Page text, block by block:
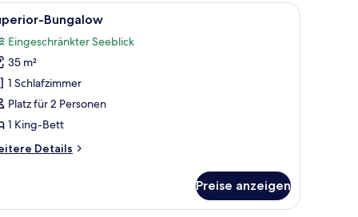
Holzbanken und einem weißen Gebäude mit Schornstein.
Ein gemütlicher Raum mit einem
13 Bungalow
Eingeschränkter Seeblick
35 m²
1 Schlafzimmer
Platz für 2 Personen
1 King-Bett
Details
Preise anzeigen